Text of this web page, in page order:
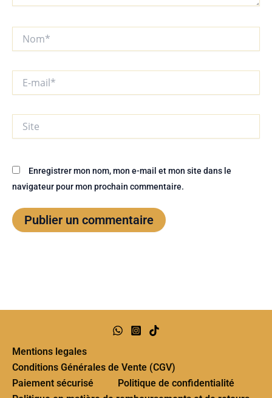
mail*
Enregistrer mon nom, mon e-mail et mon site dans le
navigateur pour mon prochain commentaire.
Mentions legales
Conditions Générales de Vente (CGV)
Paiement sécurisé
Politique de confidentialité